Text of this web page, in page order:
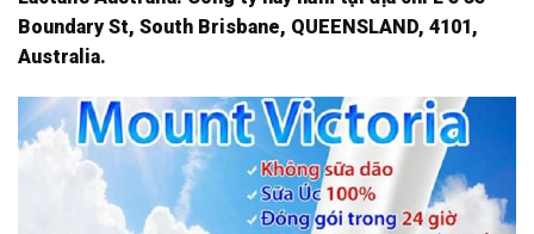
Boundary St, South Brisbane​, QUEENSLAND, 4101,
Australia.